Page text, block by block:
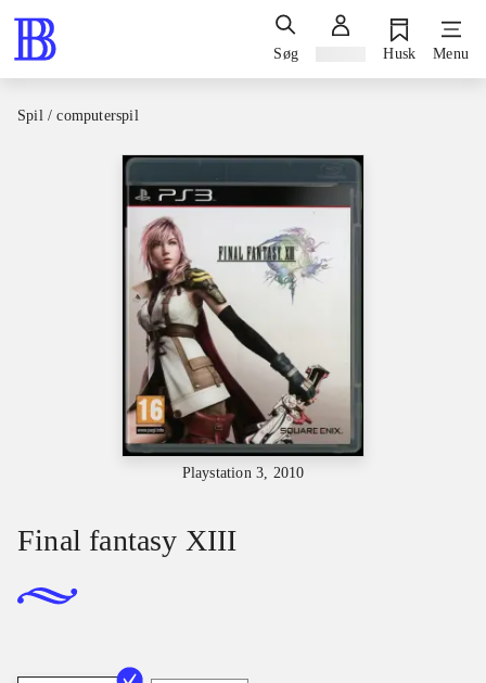
Søg Husk Menu
Spil / computerspil
Playstation 3, 2010
Final fantasy XIII